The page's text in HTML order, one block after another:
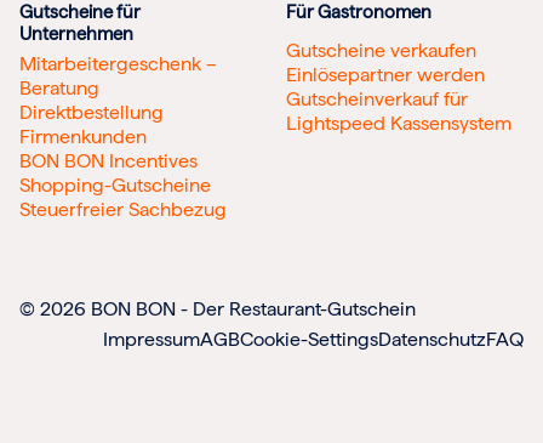
Gutscheine für
Unternehmen
Mitarbeitergeschenk –
Beratung
Direktbestellung
Firmenkunden
BON BON Incentives
Shopping-Gutscheine
Steuerfreier Sachbezug
Für Gastronomen
Gutscheine verkaufen
Einlösepartner werden
Gutscheinverkauf für
Lightspeed Kassensystem
© 2026 BON BON - Der Restaurant-Gutschein
ImpressumAGBCookie-SettingsDatenschutzFAQ